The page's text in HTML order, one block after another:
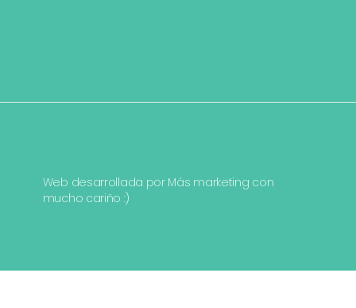
Web desarrollada por Más marketing con
mucho cariño :)